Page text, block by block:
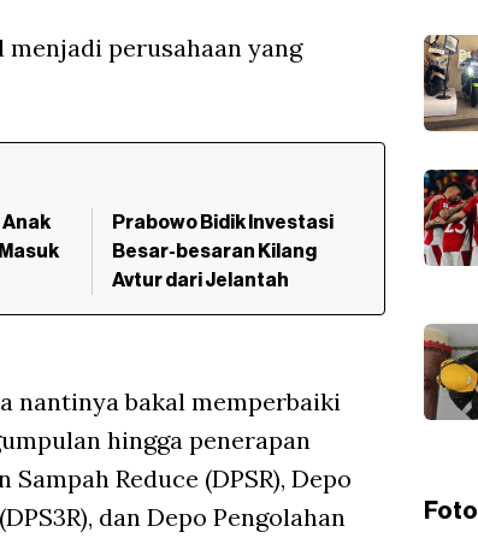
perusahaan yang
Anak
Prabowo Bidik Investasi
Besar-besaran Kilang
Avtur dari Jelantah
nantinya bakal memperbaiki
hingga penerapan
Reduce (DPSR), Depo
(DPS3R), dan Depo Pengolahan
Foto